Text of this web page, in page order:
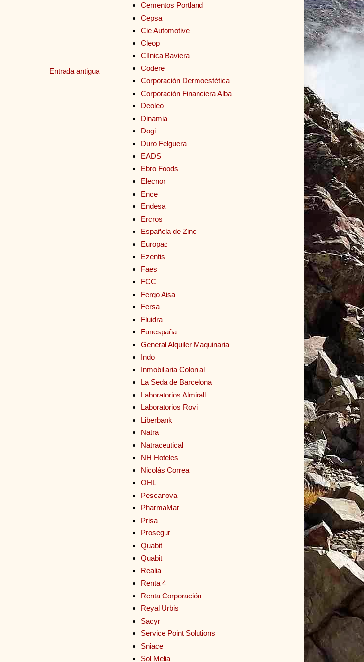
Entrada antigua
Cementos Portland
Cepsa
Cie Automotive
Cleop
Clínica Baviera
Codere
Corporación Dermoestética
Corporación Financiera Alba
Deoleo
Dinamia
Dogi
Duro Felguera
EADS
Ebro Foods
Elecnor
Ence
Endesa
Ercros
Española de Zinc
Europac
Ezentis
Faes
FCC
Fergo Aisa
Fersa
Fluidra
Funespaña
General Alquiler Maquinaria
Indo
Inmobiliaria Colonial
La Seda de Barcelona
Laboratorios Almirall
Laboratorios Rovi
Liberbank
Natra
Natraceutical
NH Hoteles
Nicolás Correa
OHL
Pescanova
PharmaMar
Prisa
Prosegur
Quabit
Quabit
Realia
Renta 4
Renta Corporación
Reyal Urbis
Sacyr
Service Point Solutions
Sniace
Sol Melia